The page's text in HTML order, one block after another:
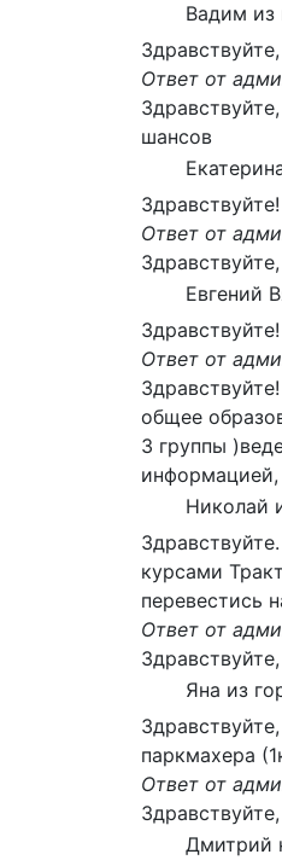
Вадим из
Ответ от
шансов
Ответ от
Евгений
Ответ от
общее
3 группы
информацией,
Николай
курсами
перевестись
Ответ от
Яна из
паркмахера
Ответ от
Дмитрий